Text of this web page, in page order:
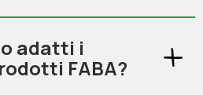
adatti i
FABA?